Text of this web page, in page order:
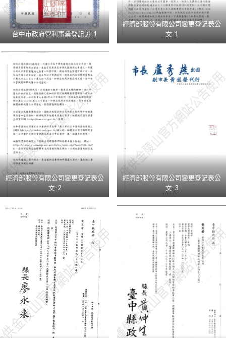
台中市政府營利事業登記證-1
經濟部股份有限公司變更登記表公
文-1
經濟部股份有限公司變更登記表公
文-2
經濟部股份有限公司變更登記表公
文-3